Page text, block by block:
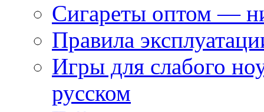
Сигареты оптом —
Правила
Игры для слабого
русском